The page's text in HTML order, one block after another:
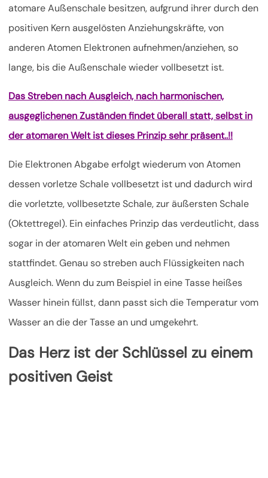
atomare Außenschale besitzen, aufgrund ihrer durch den
positiven Kern ausgelösten Anziehungskräfte, von
anderen Atomen Elektronen aufnehmen/anziehen, so
lange, bis die Außenschale wieder vollbesetzt ist.
Das Streben nach Ausgleich, nach harmonischen,
ausgeglichenen Zuständen findet überall statt, selbst in
der atomaren Welt ist dieses Prinzip sehr präsent..!!
Die Elektronen Abgabe erfolgt wiederum von Atomen
dessen vorletze Schale vollbesetzt ist und dadurch wird
die vorletzte, vollbesetzte Schale, zur äußersten Schale
(Oktettregel). Ein einfaches Prinzip das verdeutlicht, dass
sogar in der atomaren Welt ein geben und nehmen
stattfindet. Genau so streben auch Flüssigkeiten nach
Ausgleich. Wenn du zum Beispiel in eine Tasse heißes
Wasser hinein füllst, dann passt sich die Temperatur vom
Wasser an die der Tasse an und umgekehrt.
Das Herz ist der Schlüssel zu einem
positiven Geist